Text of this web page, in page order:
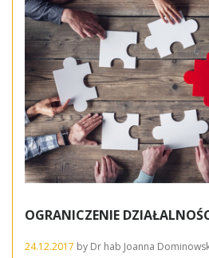
OGRANICZENIE
24.12.2017 by Dr hab Joanna